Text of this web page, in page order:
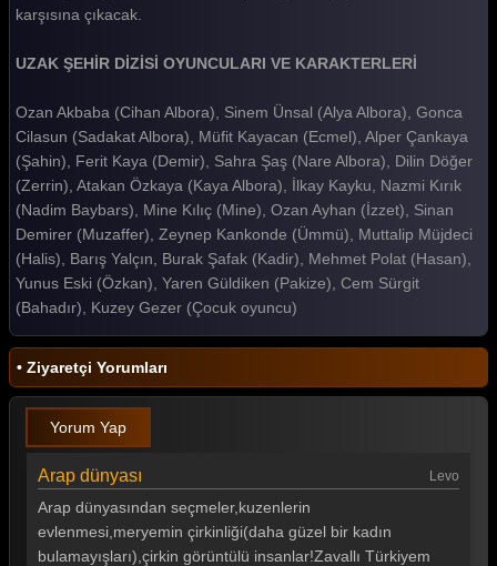
Uzak Şehir 31. Bölüm
Uzak Şehir 30. Bölüm
Uzak Şehir 28. Bölüm
Uzak Şehir 27. Bölüm
Uzak Şehir 26. Bölüm
Uzak Şehir 25. Bölüm
Uzak Şehir 24. Bölüm
Uzak Şehir 23. Bölüm
Uzak Şehir 22. Bölüm
Uzak Şehir 18. Bölüm
karşısına çıkacak.
UZAK ŞEHİR DİZİSİ OYUNCULARI VE KARAKTERLERİ
Ozan Akbaba (Cihan Albora), Sinem Ünsal (Alya Albora), Gonca
Cilasun (Sadakat Albora), Müfit Kayacan (Ecmel), Alper Çankaya
(Şahin), Ferit Kaya (Demir), Sahra Şaş (Nare Albora), Dilin Döğer
(Zerrin), Atakan Özkaya (Kaya Albora), İlkay Kayku, Nazmi Kırık
(Nadim Baybars), Mine Kılıç (Mine), Ozan Ayhan (İzzet), Sinan
Demirer (Muzaffer), Zeynep Kankonde (Ümmü), Muttalip Müjdeci
(Halis), Barış Yalçın, Burak Şafak (Kadir), Mehmet Polat (Hasan),
Yunus Eski (Özkan), Yaren Güldiken (Pakize), Cem Sürgit
(Bahadır), Kuzey Gezer (Çocuk oyuncu)
• Ziyaretçi Yorumları
Yorum Yap
Arap dünyası Levo
Arap dünyasından seçmeler,kuzenlerin
evlenmesi,meryemin çirkinliği(daha güzel bir kadın
bulamayışları),çirkin görüntülü insanlar!Zavallı Türkiyem